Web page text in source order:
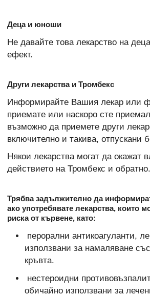
Деца и юноши
Не давайте това лекарство на
ефект.
Други лекарства и Тромбекс
Информирайте Вашия лекар или
приемате или наскоро сте
възможно да приемете други
включително и такива, отпускани
Някои лекарства могат да окажат
действието на Тромбекс и обратно.
Трябва задължително да
ако употребявате лекарства, които
риска от кървене, като:
перорални антикоагуланти,
използвани за намаляване
кръвта.
нестероидни
обичайно използвани за